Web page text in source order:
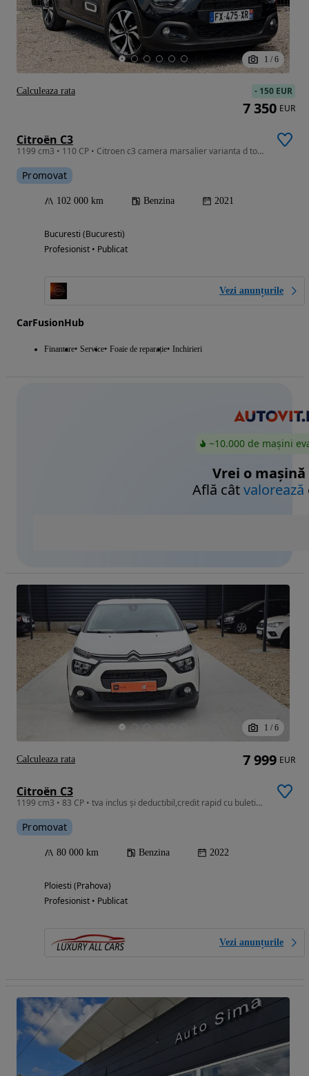
1 / 6
Citroën C3
1199 cm3 • 110 CP • Citroen c3 camera marsalier varianta d top! Garantie 1 an!
Promovat
102 000 km Benzina 2021
Bucuresti (Bucuresti)
Profesionist • Publicat
Vezi anunțurile
CarFusionHub
Finantare Service Foaie de reparație Inchirieri
- 150 EUR
7 350 EUR
Calculeaza rata
~10.000 de mașini
Vrei o mașină
Află câtvalorează
1 / 6
Citroën C3
1199 cm3 • 83 CP • tva inclus și deductibil,credit rapid cu buletinul
Promovat
80 000 km Benzina 2022
Ploiesti (Prahova)
Profesionist • Publicat
Vezi anunțurile
7 999 EUR
Calculeaza rata